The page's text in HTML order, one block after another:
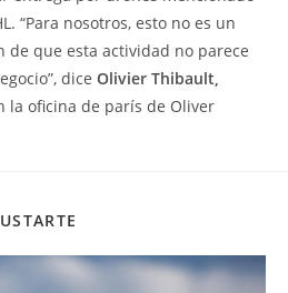
“Para nosotros, esto no es un
de que esta actividad no parece
dice Olivier Thibault,
la oficina de parís de Oliver